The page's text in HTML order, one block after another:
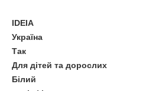
IDEIA
Україна
Так
Для дітей та дорослих
Білий